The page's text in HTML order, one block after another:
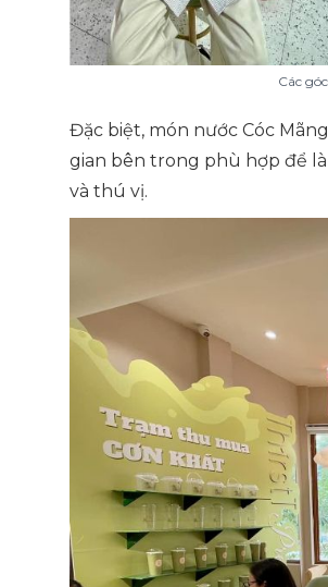
Các
Đặc biệt, món nước Cóc
gian bên trong phù hợp để
và thú vị.